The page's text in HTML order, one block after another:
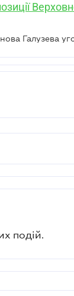
Галузева
подій.